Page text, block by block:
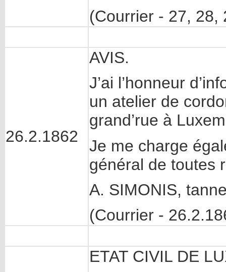
(Courrier - 27, 28,
26.2.1862
AVIS.
J’ai l’honneur
un atelier de
grand’rue à
Je me charge
général de toutes
A. SIMONIS,
(Courrier -
ETAT CIVIL DE